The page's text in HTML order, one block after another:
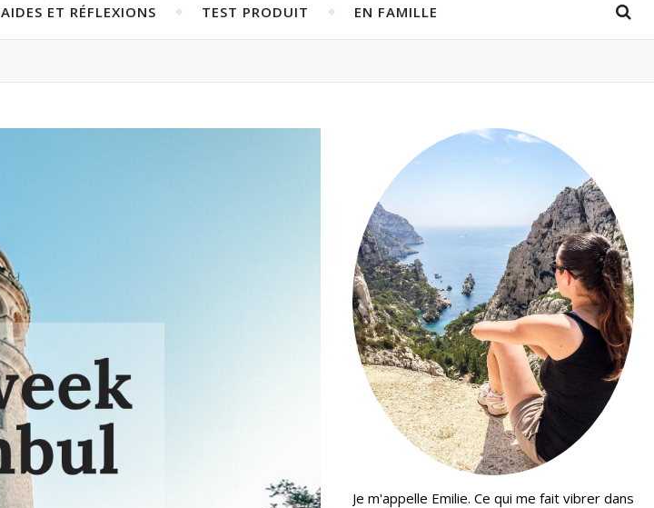
AIDES ET RÉFLEXIONS TEST PRODUIT EN FAMILLE
Je m'appelle Emilie. Ce qui me fait vibrer dans